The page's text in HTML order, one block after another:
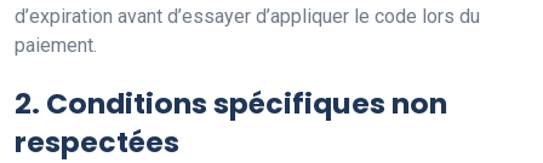
d’expiration avant d’essayer d’appliquer le code lors du
paiement.
2. Conditions spécifiques non
respectées